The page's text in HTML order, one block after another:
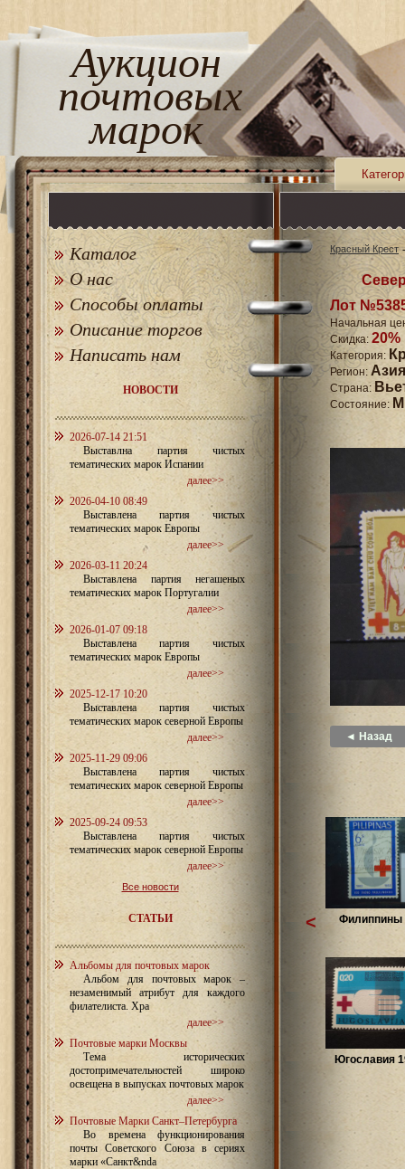
Аукцион
почтовых
марок
Каталог
О нас
Способы оплаты
Описание торгов
Написать нам
НОВОСТИ
2026-07-14 21:51
Выставлна партия чистых
тематических марок Испании
далее>>
2026-04-10 08:49
Выставлена партия чистых
тематических марок Европы
далее>>
2026-03-11 20:24
Выставлена партия негашеных
тематических марок Португалии
далее>>
2026-01-07 09:18
Выставлена партия чистых
тематических марок Европы
далее>>
2025-12-17 10:20
Выставлена партия чистых
тематических марок северной Европы
далее>>
2025-11-29 09:06
Выставлена партия чистых
тематических марок северной Европы
далее>>
2025-09-24 09:53
Выставлена партия чистых
тематических марок северной Европы
далее>>
Все новости
СТАТЬИ
Альбомы для почтовых марок
Альбом для почтовых марок –
незаменимый атрибут для каждого
филателиста. Хра
далее>>
Почтовые марки Москвы
Тема исторических
достопримечательностей широко
освещена в выпусках почтовых марок
далее>>
Почтовые Марки Санкт–Петербурга
Во времена функционирования
почты Советского Союза в сериях
марки «Санкт&nda
Красный Крест
Лот
Начальная
Скидка: 20%
Категория:
Регион: Азия
Страна:
Состояние:
◄ Назад
Филиппины
Югославия
<